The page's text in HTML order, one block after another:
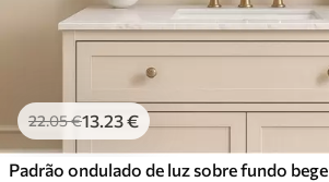
22.05€13.23€
Padrão ondulado de luz sobre fundo bege